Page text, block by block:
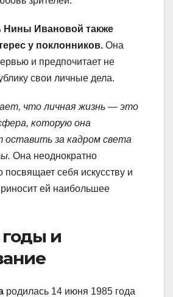
Нины Ивановой также
у поклонников. Она
и предпочитает не
свои личные дела.
что личная жизнь — это
которую она
оставить за кадром света
Она неоднократно
посвящает себя искусству и
ей наибольшее
и
родилась 14 июня 1985 года